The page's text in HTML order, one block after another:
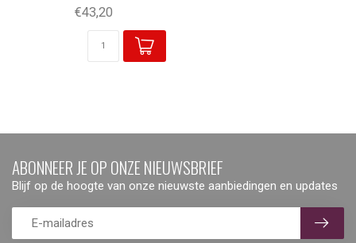
€43,20
ABONNEER JE OP ONZE NIEUWSBRIEF
Blijf op de hoogte van onze nieuwste aanbiedingen en updates